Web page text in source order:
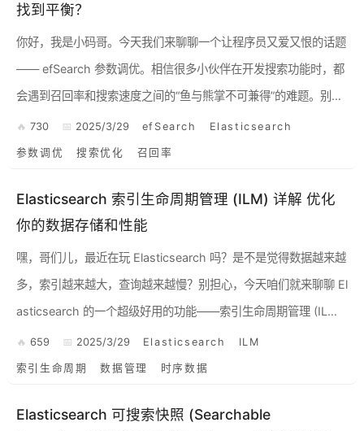
找到平衡？
你好，我是小码哥。今天我们来聊聊一个让程序员又爱又恨的话题
—— efSearch 参数调优。相信很多小伙伴在开发搜索功能时，都
会遇到召回率和搜索速度之间的“鱼与熊掌不可兼得”的难题。别担
心，今天我就来帮你拨开迷雾，教你如何在 efSea...
730 2025/3/29 efSearch Elasticsearch
参数调优 搜索优化 召回率
Elasticsearch 索引生命周期管理 (ILM) 详解 优化
你的数据存储和性能
嘿，哥们儿，最近在玩 Elasticsearch 吗？是不是觉得数据越来越
多，索引越来越大，查询越来越慢？别担心，今天咱们就来聊聊 El
asticsearch 的一个超级好用的功能——索引生命周期管理 (IL
M)。这玩意儿就像给你的索引上...
659 2025/3/29 Elasticsearch ILM
索引生命周期 数据管理 时序数据
Elasticsearch 可搜索快照 (Searchable